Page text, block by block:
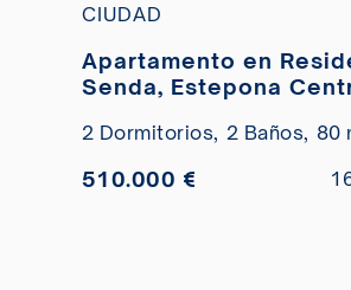
CIUDAD
Apartamento en
Senda, Estepona
2 Dormitorios, 2 Baños, 80
510.000 €